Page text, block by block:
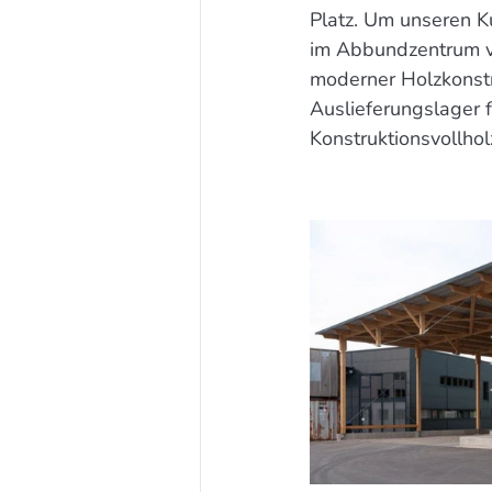
Platz. Um unseren
im Abbundzentrum
moderner
Auslieferungslager